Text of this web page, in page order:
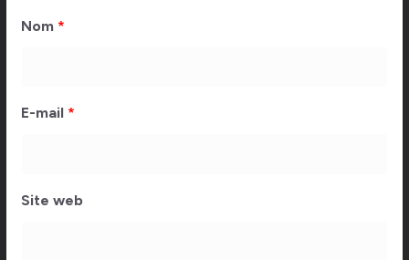
Nom *
E-mail *
Site web